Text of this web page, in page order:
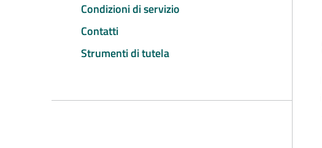
Condizioni di servizio
Contatti
Strumenti di tutela